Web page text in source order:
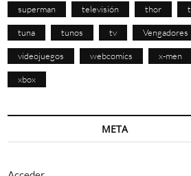
superman televisión thor
tuna tunos tv Vengadores
videojuegos webcomics x-men
xbox
META